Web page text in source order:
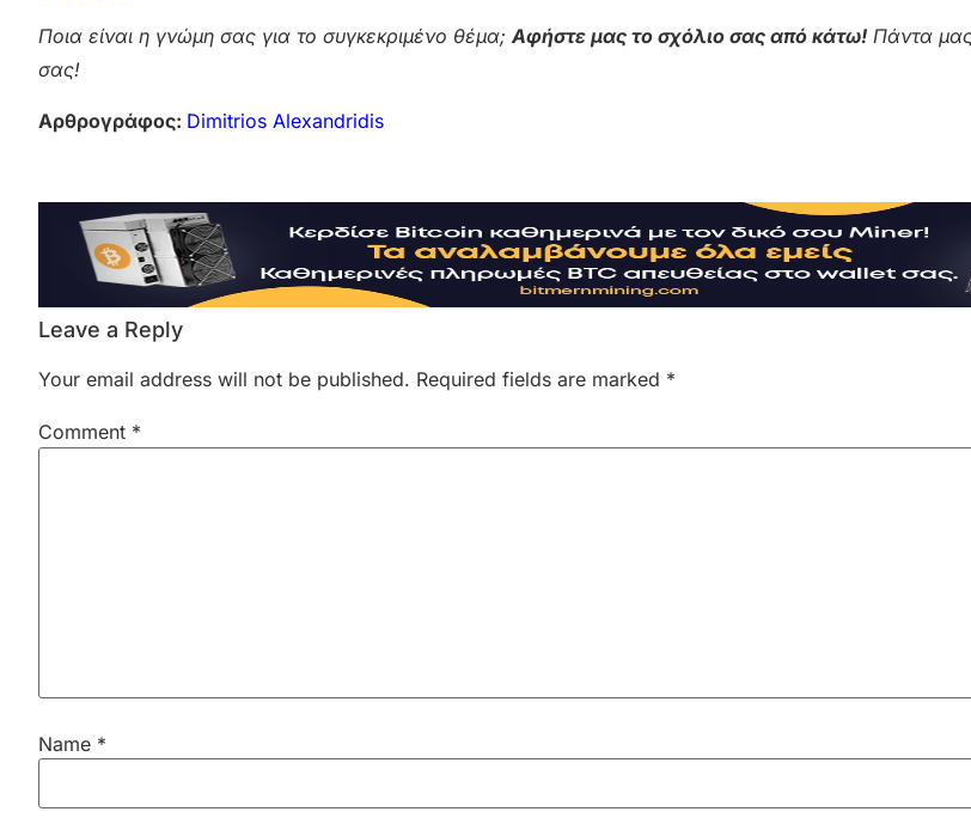
Ποια είναι η γνώμη σας για το συγκεκριμένο θέμα;Αφήστε μας το σχόλιο σας από κάτω! Πάντα
σας!
Αρθρογράφος: Dimitrios Alexandridis
Leave a Reply
Your email address will not be published. Required fields are marked *
Comment *
Name *